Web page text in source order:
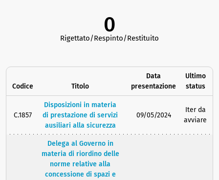
0
Rigettato/Respinto/Restituito
Codice Titolo
Data
presentazione
Ultimo
status
C.1857
Disposizioni in materia
di prestazione di servizi
ausiliari alla sicurezza
09/05/2024
Iter da
avviare
Delega al Governo in
materia di riordino delle
norme relative alla
concessione di spazi e